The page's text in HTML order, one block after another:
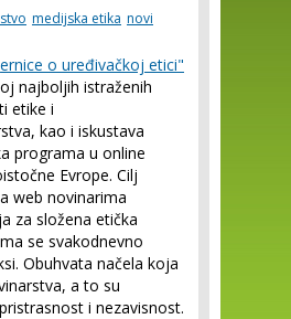
medijska etika novi
o uređivačkoj etici"
najboljih istraženih
etike i
kao i iskustava
programa u online
Evrope. Cilj
web novinarima
za složena etička
se svakodnevno
Obuhvata načela koja
a to su
i nezavisnost.